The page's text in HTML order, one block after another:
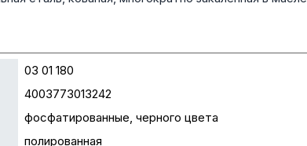
03 01 180
4003773013242
фосфатированные, черного цвета
полированная